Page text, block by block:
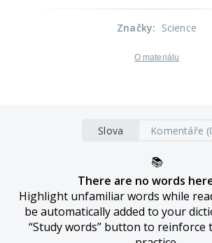
Značky: Science
O materiálu
Slova Komentáře
📚
There are no words
Highlight unfamiliar words while
be automatically added to your
“Study words” button to